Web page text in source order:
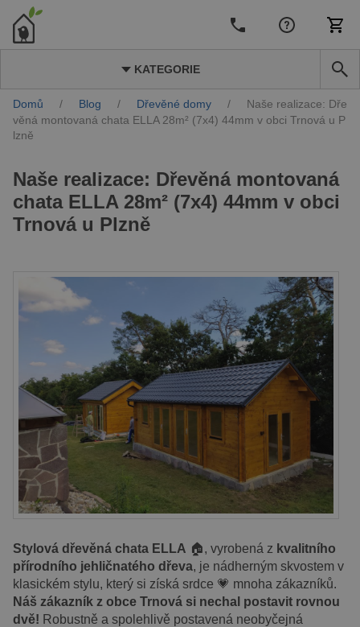
KATEGORIE
Domů / Blog / Dřevěné domy /
Naše realizace: Dře
věná montovaná chata ELLA 28m² (7x4) 44mm v obci Trnová u P
lzně
Naše realizace: Dřevěná montovaná
chata ELLA 28m² (7x4) 44mm v obci
Trnová u Plzně
Stylová dřevěná chata ELLA 🏠, vyrobená z kvalitního
přírodního jehličnatého dřeva, je nádherným skvostem v
klasickém stylu, který si získá srdce 💗 mnoha zákazníků.
Náš zákazník z obce Trnová si nechal postavit rovnou
dvě! Robustně a spolehlivě postavená neobyčejná